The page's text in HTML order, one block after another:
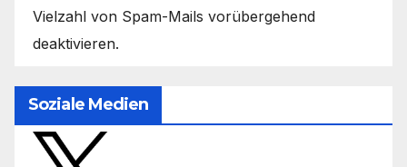
Vielzahl von Spam-Mails vorübergehend
deaktivieren.
Soziale Medien